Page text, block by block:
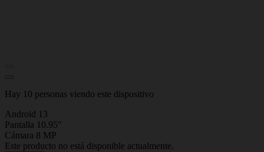
Hay 10 personas viendo este dispositivo
Android 13
Pantalla 10.95"
Cámara 8 MP
Este producto no está disponible actualmente.